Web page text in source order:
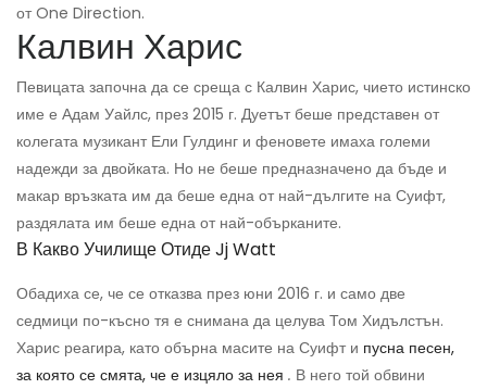
от One Direction.
Калвин Харис
Певицата започна да се среща с Калвин Харис, чието истинско
име е Адам Уайлс, през 2015 г. Дуетът беше представен от
колегата музикант Ели Гулдинг и феновете имаха големи
надежди за двойката. Но не беше предназначено да бъде и
макар връзката им да беше една от най-дългите на Суифт,
раздялата им беше една от най-обърканите.
В Какво Училище Отиде Jj Watt
Обадиха се, че се отказва през юни 2016 г. и само две
седмици по-късно тя е снимана да целува Том Хидълстън.
Харис реагира, като обърна масите на Суифт и пусна песен,
за която се смята, че е изцяло за нея . В него той обвини